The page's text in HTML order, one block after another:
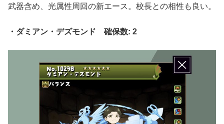
武器含め、光属性周回の新エース。校長との相性も良い。
・ダミアン・デズモンド 確保数: 2